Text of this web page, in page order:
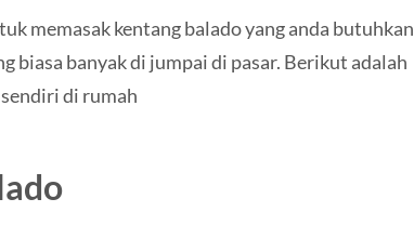
memasak kentang balado yang anda butuhkan
biasa banyak di jumpai di pasar. Berikut adalah
di rumah